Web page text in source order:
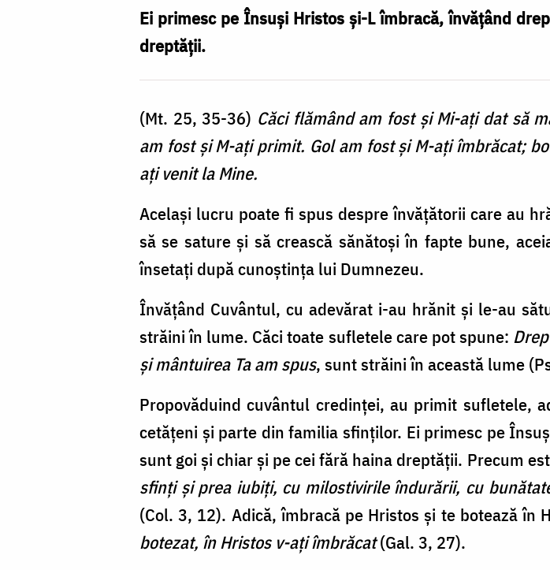
Ei primesc pe Însuși Hristos și-L îmbracă, învățând
dreptății.
(Mt. 25, 35-36) Căci flămând am fost şi Mi-aţi dat să
am fost şi M-aţi primit. Gol am fost şi M-aţi îmbrăcat;
aţi venit la Mine.
Același lucru poate fi spus despre învățătorii care au
să se sature și să crească sănătoși în fapte bune,
însetați după cunoștința lui Dumnezeu.
Învățând Cuvântul, cu adevărat i-au hrănit și le-au
străini în lume. Căci toate sufletele care pot spune:
şi mântuirea Ta am spus, sunt străini în această lume
Propovăduind cuvântul credinței, au primit sufletele,
cetățeni și parte din familia sfinților. Ei primesc pe
sunt goi și chiar și pe cei fără haina dreptății. Precum
sfinţi şi prea iubiţi, cu milostivirile îndurării, cu
(Col. 3, 12). Adică, îmbracă pe Hristos și te botează în
botezat, în Hristos v-aţi îmbrăcat(Gal. 3, 27).